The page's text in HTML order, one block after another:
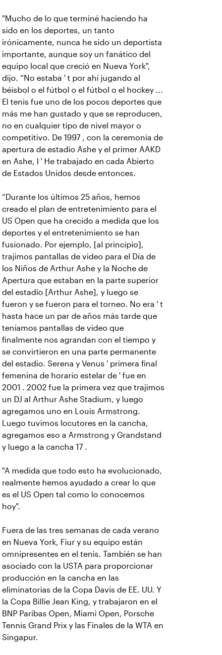
"Mucho de lo que terminé haciendo ha
sido en los deportes, un tanto
irónicamente, nunca he sido un deportista
importante, aunque soy un fanático del
equipo local que creció en Nueva York",
dijo. “No estaba ' t por ahí jugando al
béisbol o el fútbol o el fútbol o el hockey ...
El tenis fue uno de los pocos deportes que
más me han gustado y que se reproducen,
no en cualquier tipo de nivel mayor o
competitivo. De 1997 , con la ceremonia de
apertura de estadio Ashe y el primer AAKD
en Ashe, I ' He trabajado en cada Abierto
de Estados Unidos desde entonces.
“Durante los últimos 25 años, hemos
creado el plan de entretenimiento para el
US Open que ha crecido a medida que los
deportes y el entretenimiento se han
fusionado. Por ejemplo, [al principio],
trajimos pantallas de video para el Día de
los Niños de Arthur Ashe y la Noche de
Apertura que estaban en la parte superior
del estadio [Arthur Ashe], y luego se
fueron y se fueron para el torneo. No era ' t
hasta hace un par de años más tarde que
teníamos pantallas de vídeo que
finalmente nos agrandan con el tiempo y
se convirtieron en una parte permanente
del estadio. Serena y Venus ' primera final
femenina de horario estelar de ' fue en
2001 . 2002 fue la primera vez que trajimos
un DJ al Arthur Ashe Stadium, y luego
agregamos uno en Louis Armstrong.
Luego tuvimos locutores en la cancha,
agregamos eso a Armstrong y Grandstand
y luego a la cancha 17 .
"A medida que todo esto ha evolucionado,
realmente hemos ayudado a crear lo que
es el US Open tal como lo conocemos
hoy".
Fuera de las tres semanas de cada verano
en Nueva York, Fiur y su equipo están
omnipresentes en el tenis. También se han
asociado con la USTA para proporcionar
producción en la cancha en las
eliminatorias de la Copa Davis de EE. UU. Y
la Copa Billie Jean King, y trabajaron en el
BNP Paribas Open, Miami Open, Porsche
Tennis Grand Prix y las Finales de la WTA en
Singapur.